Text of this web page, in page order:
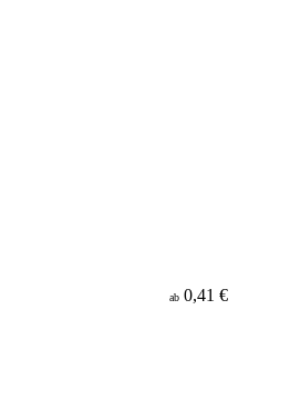
ab 0,41 €